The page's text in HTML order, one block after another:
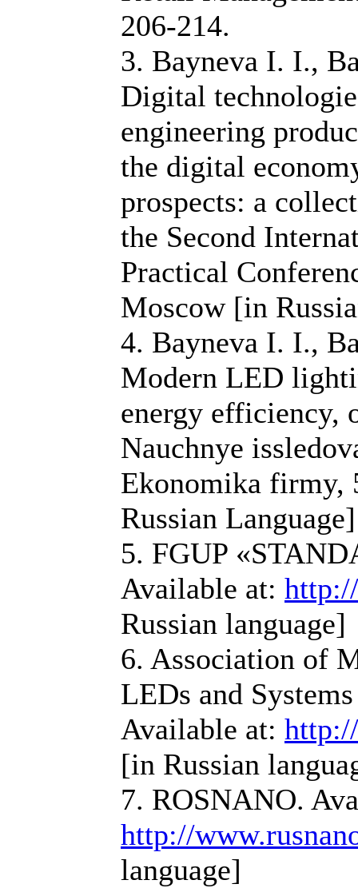
206-214.
3. Bayneva I. I.,
Digital
engineering
the digital
prospects: a
the Second
Practical
Moscow [in
4. Bayneva I. I.,
Modern LED
energy efficiency,
Nauchnye
Ekonomika firmy,
Russian Language]
5. FGUP
Available at:
Russian language]
6. Association of
LEDs and
Available at:
[in Russian
7. ROSNANO.
http://
language]